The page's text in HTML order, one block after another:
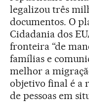
legalizou três
documentos. O
Cidadania dos
fronteira “de
famílias e
melhor a
objetivo final é a
de pessoas em